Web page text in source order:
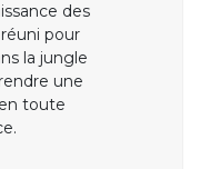
des
pour
la jungle
une
toute